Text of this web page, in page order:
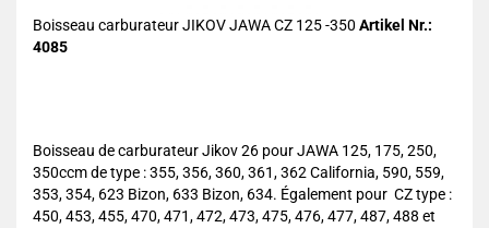
Boisseau carburateur JIKOV JAWA CZ 125 -350 Artikel Nr.:
4085
Boisseau de carburateur Jikov 26 pour JAWA 125, 175, 250,
350ccm de type : 355, 356, 360, 361, 362 California, 590, 559,
353, 354, 623 Bizon, 633 Bizon, 634. Également pour CZ type :
450, 453, 455, 470, 471, 472, 473, 475, 476, 477, 487, 488 et